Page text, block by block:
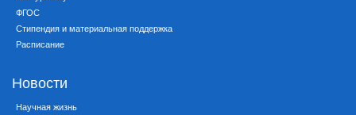
ФГОС
Стипендия и материальная поддержка
Расписание
Новости
Научная жизнь